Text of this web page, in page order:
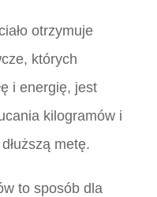
otrzymuje
których
i energię, jest
kilogramów i
metę.
to sposób dla